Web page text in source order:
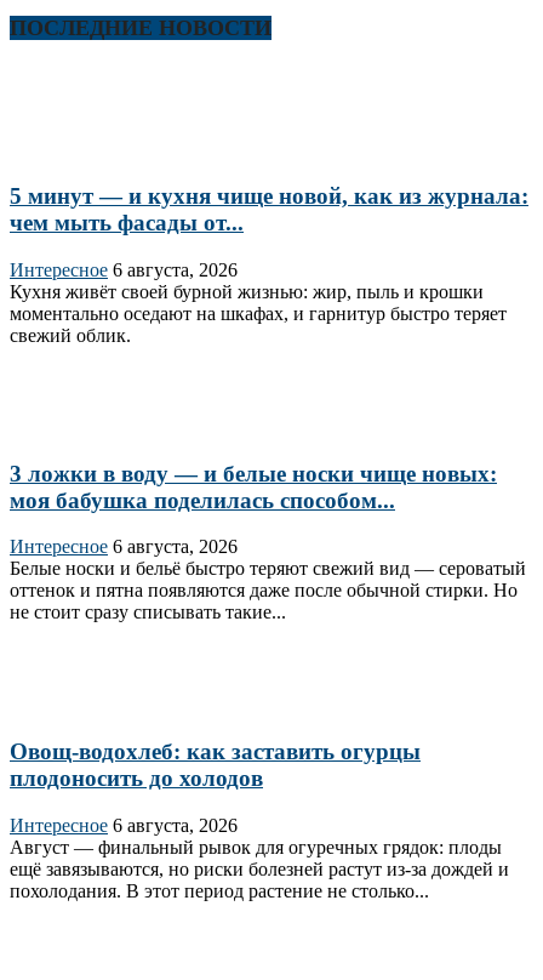
ПОСЛЕДНИЕ НОВОСТИ
5 минут — и кухня чище новой, как из журнала:
чем мыть фасады от...
Интересное 6 августа, 2026
Кухня живёт своей бурной жизнью: жир, пыль и крошки
моментально оседают на шкафах, и гарнитур быстро теряет
свежий облик.
3 ложки в воду — и белые носки чище новых:
моя бабушка поделилась способом...
Интересное 6 августа, 2026
Белые носки и бельё быстро теряют свежий вид — сероватый
оттенок и пятна появляются даже после обычной стирки. Но
не стоит сразу списывать такие...
Овощ-водохлеб: как заставить огурцы
плодоносить до холодов
Интересное 6 августа, 2026
Август — финальный рывок для огуречных грядок: плоды
ещё завязываются, но риски болезней растут из‑за дождей и
похолодания. В этот период растение не столько...